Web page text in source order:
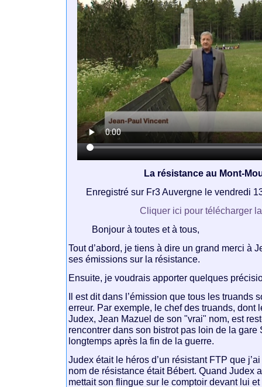
La résistance au Mont-
Enregistré sur Fr3 Auvergne le vendredi
Cliquer ici pour télécharger
Bonjour à toutes et à tous,
Tout d’abord, je tiens à dire un grand merci à
ses émissions sur la résistance.
Ensuite, je voudrais apporter quelques
Il est dit dans l’émission que tous les truands
erreur. Par exemple, le chef des truands, dont
Judex, Jean Mazuel de son "vrai" nom, est
rencontrer dans son bistrot pas loin de la gare
longtemps après la fin de la guerre.
Judex était le héros d’un résistant FTP que
nom de résistance était Bébert. Quand Judex
mettait son flingue sur le comptoir devant lui